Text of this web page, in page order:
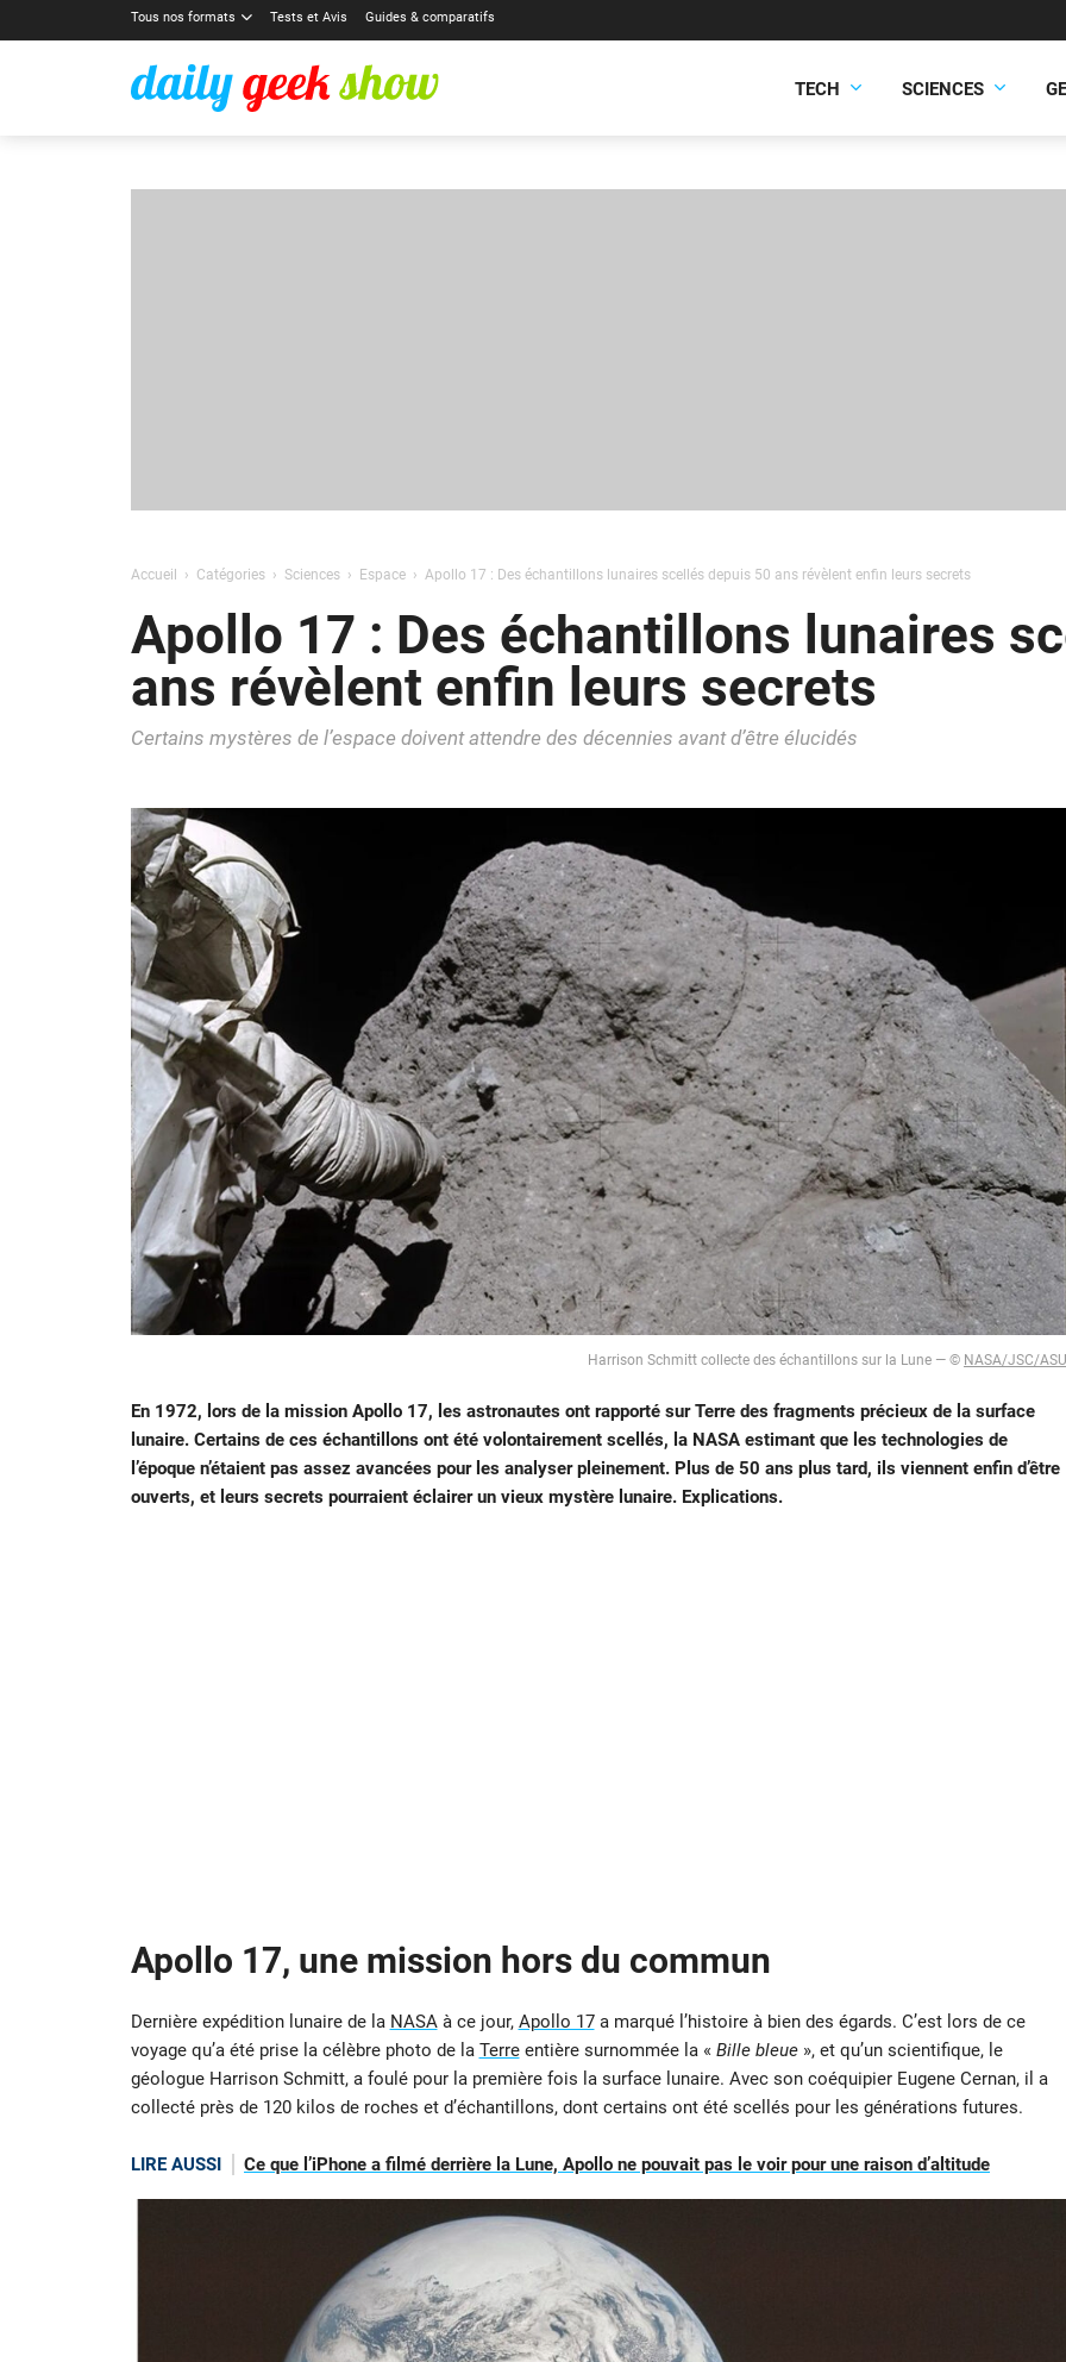
Tous nos formats Tests et Avis Guides & comparatifs
TECH SCIENCES
Accueil Catégories Sciences Espace Apollo 17 : Des échantillons lunaires scellés depuis 50 ans révèlent enfin leurs secrets
Apollo 17 : Des échantillons lunaires
ans révèlent enfin leurs secrets
Certains mystères de l’espace doivent attendre des décennies avant d’être élucidés
Harrison Schmitt collecte des échantillons sur la Lune — © NASA/JSC/ASU
En 1972, lors de la mission Apollo 17, les astronautes ont rapporté sur Terre des fragments précieux de la surface
lunaire. Certains de ces échantillons ont été volontairement scellés, la NASA estimant que les technologies de
l’époque n’étaient pas assez avancées pour les analyser pleinement. Plus de 50 ans plus tard, ils viennent enfin d’être
ouverts, et leurs secrets pourraient éclairer un vieux mystère lunaire. Explications.
Apollo 17, une mission hors du commun
Dernière expédition lunaire de la NASAà ce jour, Apollo 17a marqué l’histoire à bien des égards. C’est lors de ce
voyage qu’a été prise la célèbre photo de la Terreentière surnommée la « Bille bleue », et qu’un scientifique, le
géologue Harrison Schmitt, a foulé pour la première fois la surface lunaire. Avec son coéquipier Eugene Cernan, il a
collecté près de 120 kilos de roches et d’échantillons, dont certains ont été scellés pour les générations futures.
LIRE AUSSI Ce que l’iPhone a filmé derrière la Lune, Apollo ne pouvait pas le voir pour une raison d’altitude